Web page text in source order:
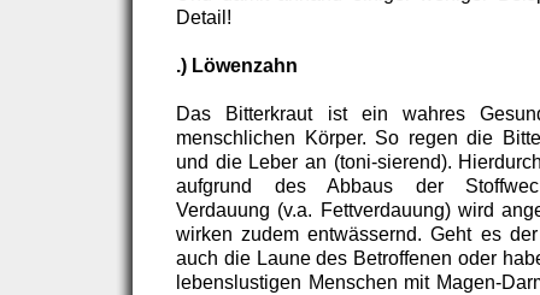
Detail!
.) Löwenzahn
Das Bitterkraut ist ein wahres
menschlichen Körper. So regen die
und die Leber an (toni-sierend).
aufgrund des Abbaus der
Verdauung (v.a. Fettverdauung) wird
wirken zudem entwässernd. Geht es
auch die Laune des Betroffenen oder
lebenslustigen Menschen mit Magen-